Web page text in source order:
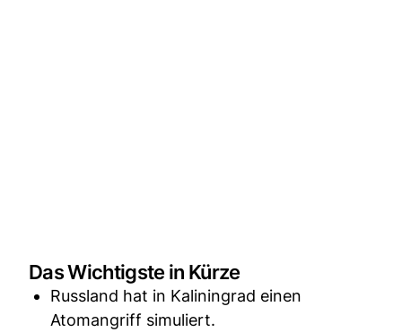
Das Wichtigste in Kürze
Russland hat in Kaliningrad einen
Atomangriff simuliert.